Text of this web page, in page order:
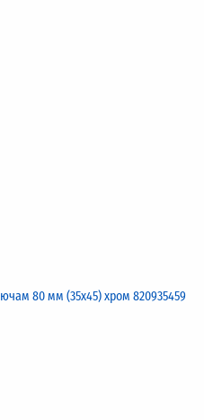
80 мм (35х45) хром 820935459